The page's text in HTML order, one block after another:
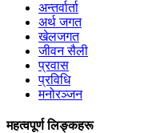
अन्तर्वार्ता
अर्थ जगत
खेलजगत
जीवन सैली
प्रवास
प्रविधि
मनोरञ्जन
महत्वपूर्ण लिङ्कहरू